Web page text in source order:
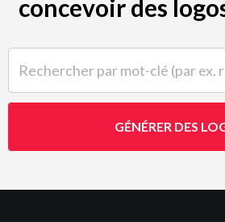
concevoir des
GÉNÉRER DES